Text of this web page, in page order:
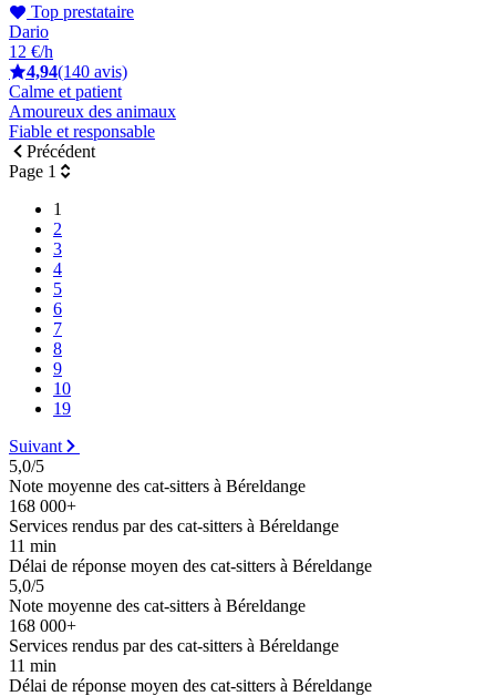
Top prestataire
Dario
12 €/h
4,94(140 avis)
Calme et patient
Amoureux des animaux
Fiable et responsable
Précédent
Page 1
1
2
3
4
5
6
7
8
9
10
19
Suivant
5,0/5
Note moyenne des cat-sitters à Béreldange
168 000+
Services rendus par des cat-sitters à Béreldange
11 min
Délai de réponse moyen des cat-sitters à Béreldange
5,0/5
Note moyenne des cat-sitters à Béreldange
168 000+
Services rendus par des cat-sitters à Béreldange
11 min
Délai de réponse moyen des cat-sitters à Béreldange